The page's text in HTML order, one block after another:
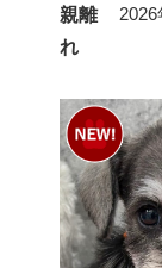
親離
れ